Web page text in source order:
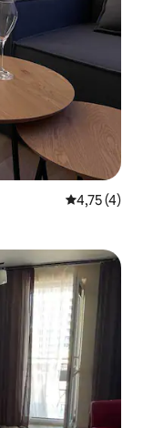
4,75 de
4,75 (4)